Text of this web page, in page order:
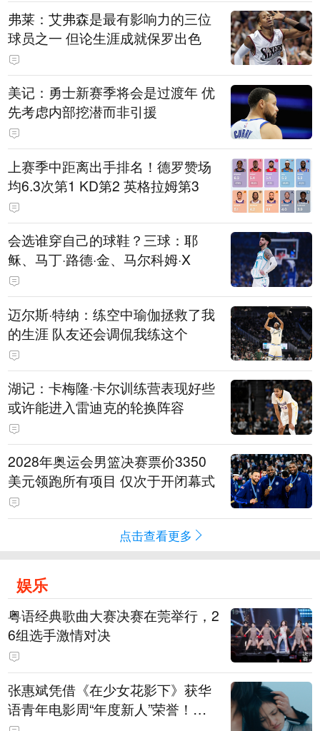
弗莱：艾弗森是最有影响力的三位
球员之一 但论生涯成就保罗出色
美记：勇士新赛季将会是过渡年 优
先考虑内部挖潜而非引援
上赛季中距离出手排名！德罗赞场
均6.3次第1 KD第2 英格拉姆第3
会选谁穿自己的球鞋？三球：耶
稣、马丁·路德·金、马尔科姆·X
迈尔斯·特纳：练空中瑜伽拯救了我
的生涯 队友还会调侃我练这个
湖记：卡梅隆·卡尔训练营表现好些
或许能进入雷迪克的轮换阵容
2028年奥运会男篮决赛票价3350
美元领跑所有项目 仅次于开闭幕式
点击查看更多
娱乐
粤语经典歌曲大赛决赛在莞举行，2
6组选手激情对决
张惠斌凭借《在少女花影下》获华
语青年电影周“年度新人”荣誉！该